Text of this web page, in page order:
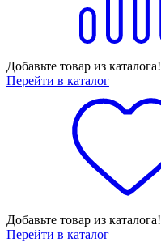
Добавьте товар из каталога!
Перейти в каталог
Добавьте товар из каталога!
Перейти в каталог